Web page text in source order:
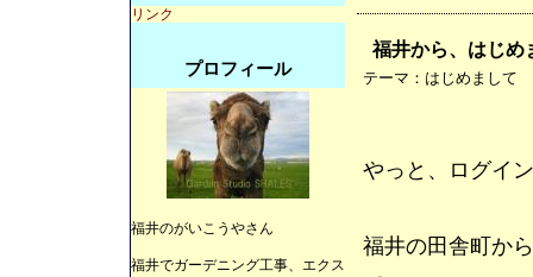
福井から、はじめ
テーマ： はじめまして
やっと、ログイ
福井の田舎町か
リンク
プロフィール
福井のがいこうやさん
福井でガーデニング工事、エクス